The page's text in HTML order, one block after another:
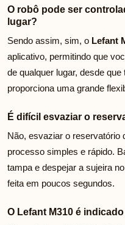
O robô pode ser
lugar?
Sendo assim, sim, o Lefant
aplicativo, permitindo que
de qualquer lugar, desde
proporciona uma grande
É difícil esvaziar o
Não, esvaziar o reservatório
processo simples e rápido.
tampa e despejar a sujeira
feita em poucos segundos.
O Lefant M310 é